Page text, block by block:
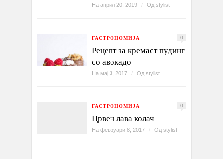
На април 20, 2019 / Од stylist
ГАСТРОНОМИЈА 0
Рецепт за кремаст пудинг
со авокадо
На мај 3, 2017 / Од stylist
ГАСТРОНОМИЈА 0
Црвен лава колач
На февруари 8, 2017 / Од stylist